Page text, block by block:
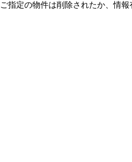
ご指定の物件は削除されたか、情報